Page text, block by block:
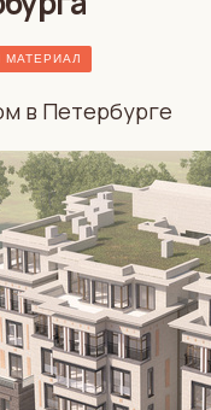
МАТЕРИАЛ
в Петербурге